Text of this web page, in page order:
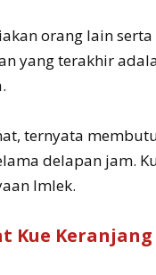
orang lain
yang terakhir
ternyata
delapan jam.
Imlek.
Kue